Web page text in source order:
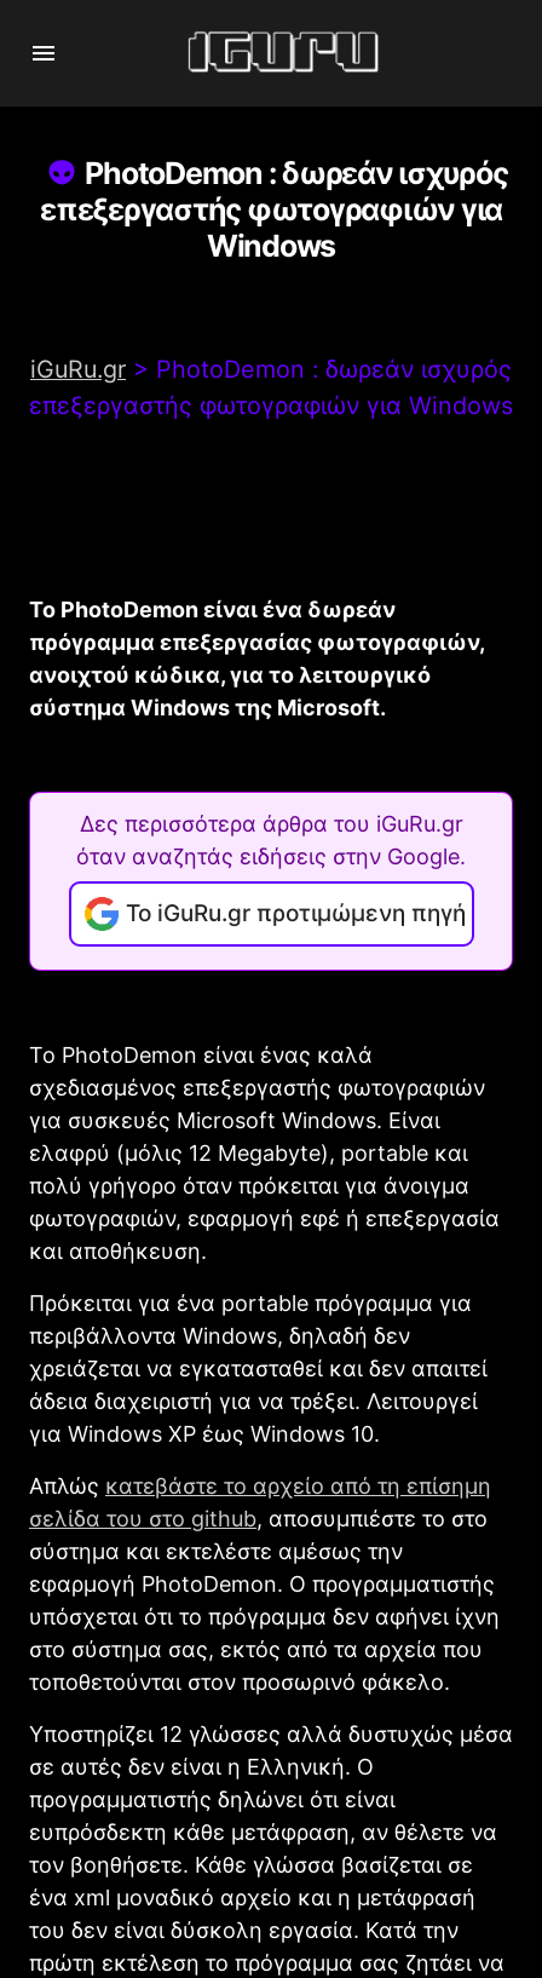
PhotoDemon : δωρεάν ισχυρός
επεξεργαστής φωτογραφιών για
Windows
iGuRu.gr > PhotoDemon : δωρεάν ισχυρός
επεξεργαστής φωτογραφιών για Windows
Το PhotoDemon είναι ένα δωρεάν
πρόγραμμα επεξεργασίας φωτογραφιών,
ανοιχτού κώδικα, για το λειτουργικό
σύστημα Windows της Microsoft.
Δες περισσότερα άρθρα του iGuRu.gr
όταν αναζητάς ειδήσεις στην Google.
Το iGuRu.gr προτιμώμενη πηγή
Το PhotoDemon είναι ένας καλά
σχεδιασμένος επεξεργαστής φωτογραφιών
για συσκευές Microsoft Windows. Είναι
ελαφρύ (μόλις 12 Megabyte), portable και
πολύ γρήγορο όταν πρόκειται για άνοιγμα
φωτογραφιών, εφαρμογή εφέ ή επεξεργασία
και αποθήκευση.
Πρόκειται για ένα portable πρόγραμμα για
περιβάλλοντα Windows, δηλαδή δεν
χρειάζεται να εγκατασταθεί και δεν απαιτεί
άδεια διαχειριστή για να τρέξει. Λειτουργεί
για Windows XP έως Windows 10.
Απλώς κατεβάστε το αρχείο από τη επίσημη
σελίδα του στο github, αποσυμπιέστε το στο
σύστημα και εκτελέστε αμέσως την
εφαρμογή PhotoDemon. Ο προγραμματιστής
υπόσχεται ότι το πρόγραμμα δεν αφήνει ίχνη
στο σύστημα σας, εκτός από τα αρχεία που
τοποθετούνται στον προσωρινό φάκελο.
Υποστηρίζει 12 γλώσσες αλλά δυστυχώς μέσα
σε αυτές δεν είναι η Ελληνική. Ο
προγραμματιστής δηλώνει ότι είναι
ευπρόσδεκτη κάθε μετάφραση, αν θέλετε να
τον βοηθήσετε. Κάθε γλώσσα βασίζεται σε
ένα xml μοναδικό αρχείο και η μετάφρασή
του δεν είναι δύσκολη εργασία. Κατά την
πρώτη εκτέλεση το πρόγραμμα σας ζητάει να